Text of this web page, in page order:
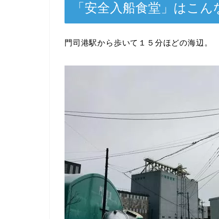
「安全入船食堂」はこん
門司港駅から歩いて１５分ほどの海辺。